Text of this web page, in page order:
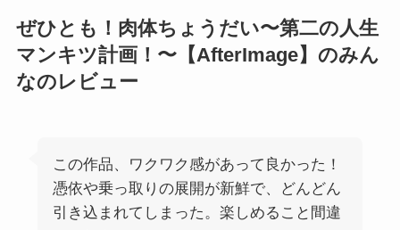
ぜひとも！肉体ちょうだい〜第二の人生
マンキツ計画！〜【AfterImage】のみん
なのレビュー
この作品、ワクワク感があって良かった！
憑依や乗っ取りの展開が新鮮で、どんどん
引き込まれてしまった。楽しめること間違